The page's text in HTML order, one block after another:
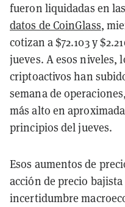
fueron liquidadas en
datos de CoinGlass,
cotizan a $72.103 y
jueves. A esos niveles,
criptoactivos han
semana de
más alto en
principios del jueves.
Esos aumentos de
acción de precio
incertidumbre